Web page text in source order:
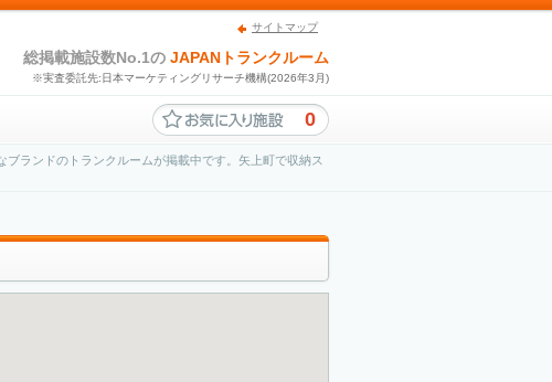
サイトマップ
総掲載施設数No.1の JAPANトランクルーム
※実査委託先:日本マーケティングリサーチ機構(2026年3月)
0
ランドのトランクルームが掲載中です。矢上町で収納ス